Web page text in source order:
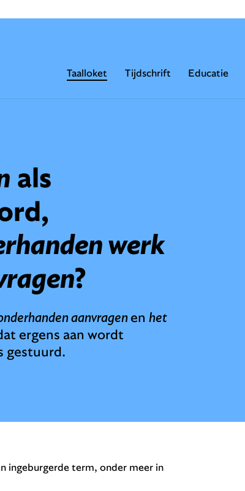
Taalloket Tijdschrift Educatie
als
werk
?
aanvragenen het
ergens aan wordt
gestuurd.
ingeburgerde term, onder meer in